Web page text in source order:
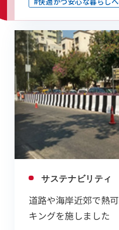
サステナビリティ
道路や海岸近郊で熱
キングを施しました